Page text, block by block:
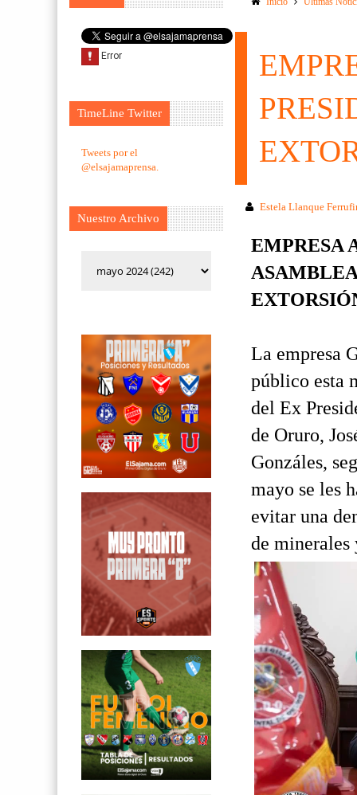
TimeLine Twitter
Tweets por el
@elsajamaprensa.
Nuestro Archivo
Estela Llanque
EMPRESA
La empresa
público esta
del Ex
de Oruro,
Gonzáles,
mayo se les
evitar una
de minerales